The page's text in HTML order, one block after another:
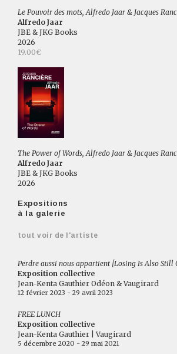
Le Pouvoir des mots, Alfredo Jaar & Jacques
Alfredo Jaar
JBE & JKG Books
2026
19.00€
The Power of Words, Alfredo Jaar & Jacques
Alfredo Jaar
JBE & JKG Books
2026
Expositions
à la galerie
tout voir de l'artiste
Perdre aussi nous appartient [Losing Is Also Still
Exposition collective
Jean-Kenta Gauthier Odéon & Vaugirard
12 février 2023 - 29 avril 2023
FREE LUNCH
Exposition collective
Jean-Kenta Gauthier | Vaugirard
5 décembre 2020 - 29 mai 2021